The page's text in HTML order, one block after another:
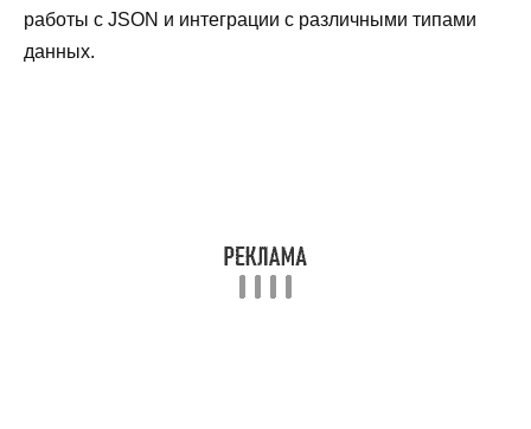
работы с JSON и интеграции с различными типами
данных.